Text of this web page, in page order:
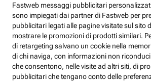
Fastweb messaggi pubblicitari
sono impiegati dai partner di Fastweb per
pubblicitari legati alle pagine visitate sul sito
mostrare le promozioni di prodotti similari.
di retargeting salvano un cookie nella
di chi naviga, con informazioni non
che consentono, nelle visite ad altri siti, di
pubblicitari che tengano conto delle